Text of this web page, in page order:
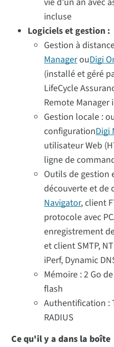
incluse
Logiciels et gestion :
Gestion à
ManagerouDigi
(installé et géré
LifeCycle
Remote Manager
Gestion locale :
configurationDigi
utilisateur Web
ligne de
Outils de gestion
découverte et
Navigator, client
protocole avec
enregistrement
et client SMTP,
iPerf, Dynamic
Mémoire : 2 Go
flash
Authentification :
RADIUS
Ce qu'il y a dans la boîte